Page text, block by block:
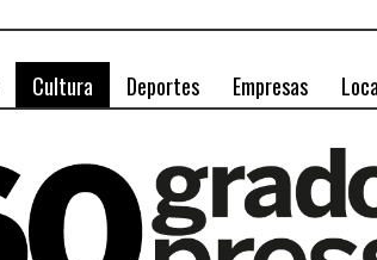
Cultura Deportes Empresas